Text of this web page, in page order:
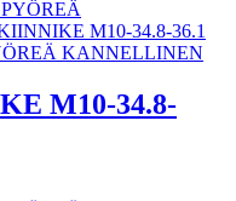
KANNELLINEN
M10-34.8-